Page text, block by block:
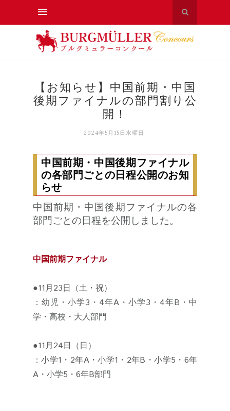
【お知らせ】中国前期・中国
後期ファイナルの部門割り公
開！
2024年5月15日水曜日
中国前期・中国後期ファイナル
の各部門ごとの日程公開のお知
らせ
中国前期・中国後期ファイナルの各
部門ごとの日程を公開しました。
中国前期ファイナル
●11月23日（土・祝）
：幼児・小学3・4年A・小学3・4年B・中
学・高校・大人部門
●11月24日（日）
：小学1・2年A・小学1・2年B・小学5・6年
A・小学5・6年B部門